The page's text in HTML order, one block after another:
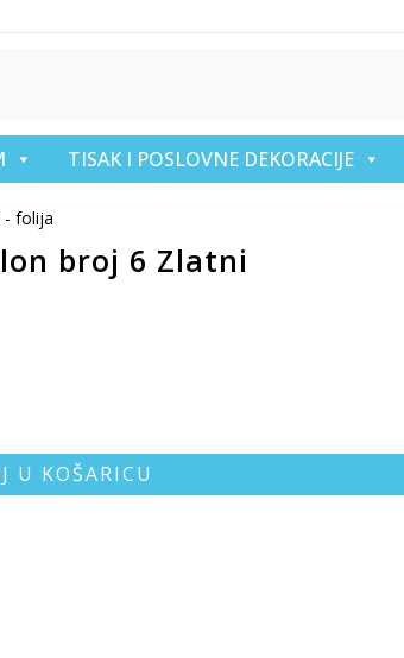
TISAK I POSLOVNE DEKORACIJE
- folija
broj 6 Zlatni
U KOŠARICU